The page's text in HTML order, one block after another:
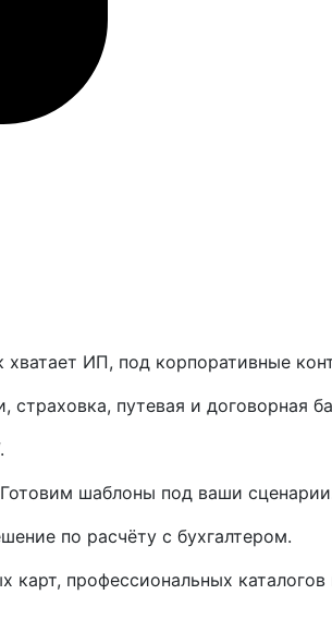
ИП, под корпоративные
путевая и договорная
шаблоны под ваши
по расчёту с бухгалтером.
профессиональных